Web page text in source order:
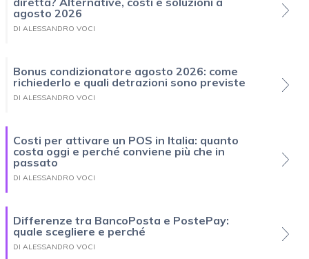
agosto 2026
DI ALESSANDRO VOCI
Bonus condizionatore agosto 2026: come
richiederlo e quali detrazioni sono previste
DI ALESSANDRO VOCI
Costi per attivare un POS in Italia: quanto
costa oggi e perché conviene più che in
passato
DI ALESSANDRO VOCI
Differenze tra BancoPosta e PostePay:
quale scegliere e perché
DI ALESSANDRO VOCI